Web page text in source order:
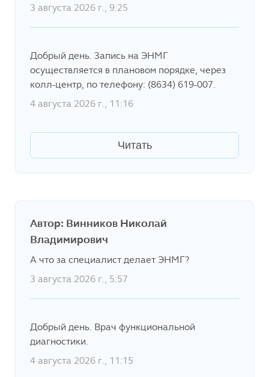
3 августа 2026 г., 9:25
Добрый день. Запись на ЭНМГ
осуществляется в плановом порядке, через
колл-центр, по телефону: (8634) 619-007.
4 августа 2026 г., 11:16
Читать
Автор: Винников Николай
Владимирович
А что за специалист делает ЭНМГ?
3 августа 2026 г., 5:57
Добрый день. Врач функциональной
диагностики.
4 августа 2026 г., 11:15